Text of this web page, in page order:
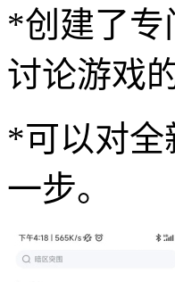
*创建了专
讨论游戏
*可以对全
一步。